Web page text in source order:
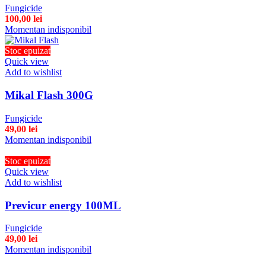
Fungicide
100,00 lei
Momentan indisponibil
Stoc epuizat
Quick view
Add to wishlist
Mikal Flash 300G
Fungicide
49,00 lei
Momentan indisponibil
Stoc epuizat
Quick view
Add to wishlist
Previcur energy 100ML
Fungicide
49,00 lei
Momentan indisponibil